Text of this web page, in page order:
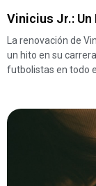
Vinicius Jr.:
La renovación de
un hito en su
futbolistas en todo